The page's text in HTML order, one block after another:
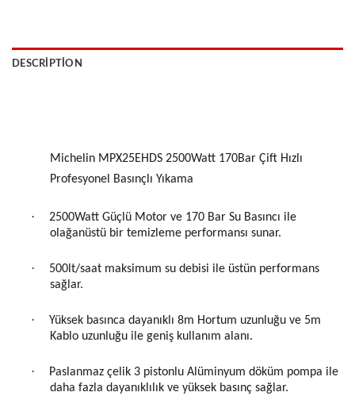
DESCRIPTION
Michelin MPX25EHDS 2500Watt 170Bar Çift Hızlı
Profesyonel Basınçlı Yıkama
·
2500Watt Güçlü Motor ve 170 Bar Su Basıncı ile
olağanüstü bir temizleme performansı sunar.
·
500lt/saat maksimum su debisi ile üstün performans
sağlar.
·
Yüksek basınca dayanıklı 8m Hortum uzunluğu ve 5m
Kablo uzunluğu ile geniş kullanım alanı.
·
Paslanmaz çelik 3 pistonlu Alüminyum döküm pompa ile
daha fazla dayanıklılık ve yüksek basınç sağlar.